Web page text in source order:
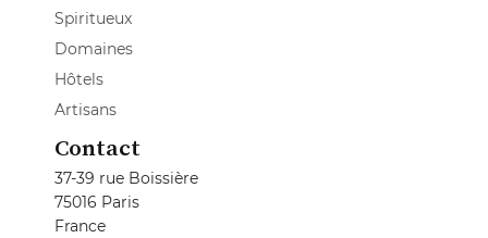
Spiritueux
Domaines
Hôtels
Artisans
Contact
37-39 rue Boissière
75016 Paris
France